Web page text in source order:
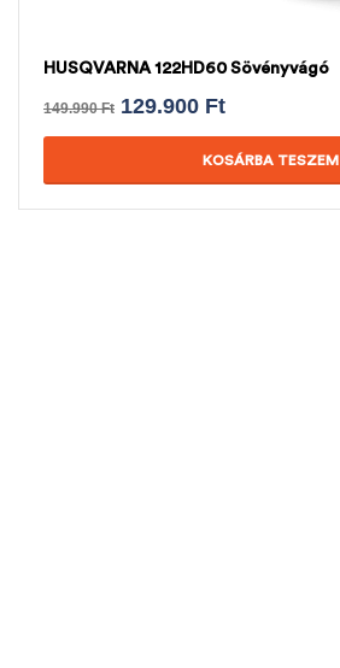
HUSQVARNA 122HD60 Sövényvágó
149.990Ft 129.900 Ft
KOSÁRBA TESZEM